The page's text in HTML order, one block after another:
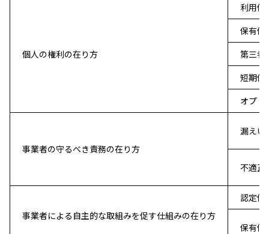
個人の権利の在り方
利用停
保有個
第三者
短期保
オプト
事業者の守るべき責務の在り方
漏えい
不適正
事業者による自主的な取組みを促す仕組みの在り方
認定個
保有個